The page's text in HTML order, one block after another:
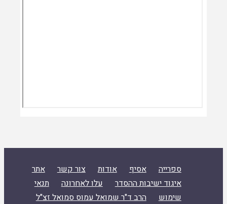
ספרייה אסיף אודות צור קשר
אתר
איגוד ישיבות ההסדר
עלו לאחרונה
תנאי
שימוש
הרב ד"ר שמואל עמוס סמואל זצ"ל